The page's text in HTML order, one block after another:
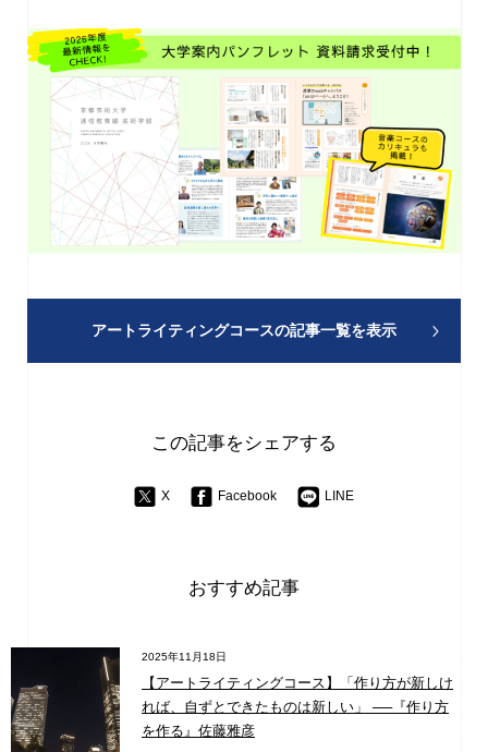
アートライティングコースの記事一覧を表示
この記事をシェアする
X Facebook LINE
おすすめ記事
2025年11月18日
【アートライティングコース】「作り方が新しけ
れば、自ずとできたものは新しい」 ──『作り方
を作る』佐藤雅彦